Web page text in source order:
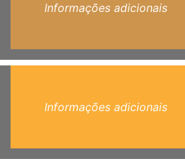
Informações adicionais
Informações adicionais